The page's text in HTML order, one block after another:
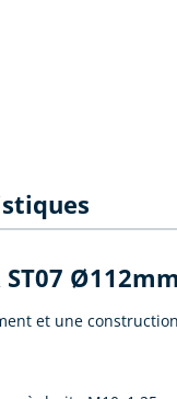
Ø112mm
et une